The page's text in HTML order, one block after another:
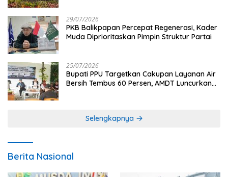
29/07/2026
PKB Balikpapan Percepat Regenerasi, Kader
Muda Diprioritaskan Pimpin Struktur Partai
25/07/2026
Bupati PPU Targetkan Cakupan Layanan Air
Bersih Tembus 60 Persen, AMDT Luncurkan
Selengkapnya
Berita Nasional